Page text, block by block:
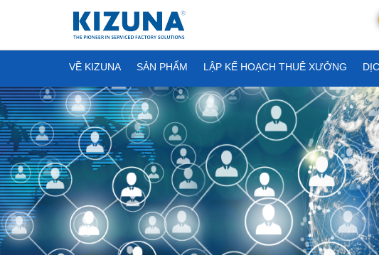
VỀ KIZUNA SẢN PHẨM LẬP KẾ HOẠCH THUÊ XƯỞNG